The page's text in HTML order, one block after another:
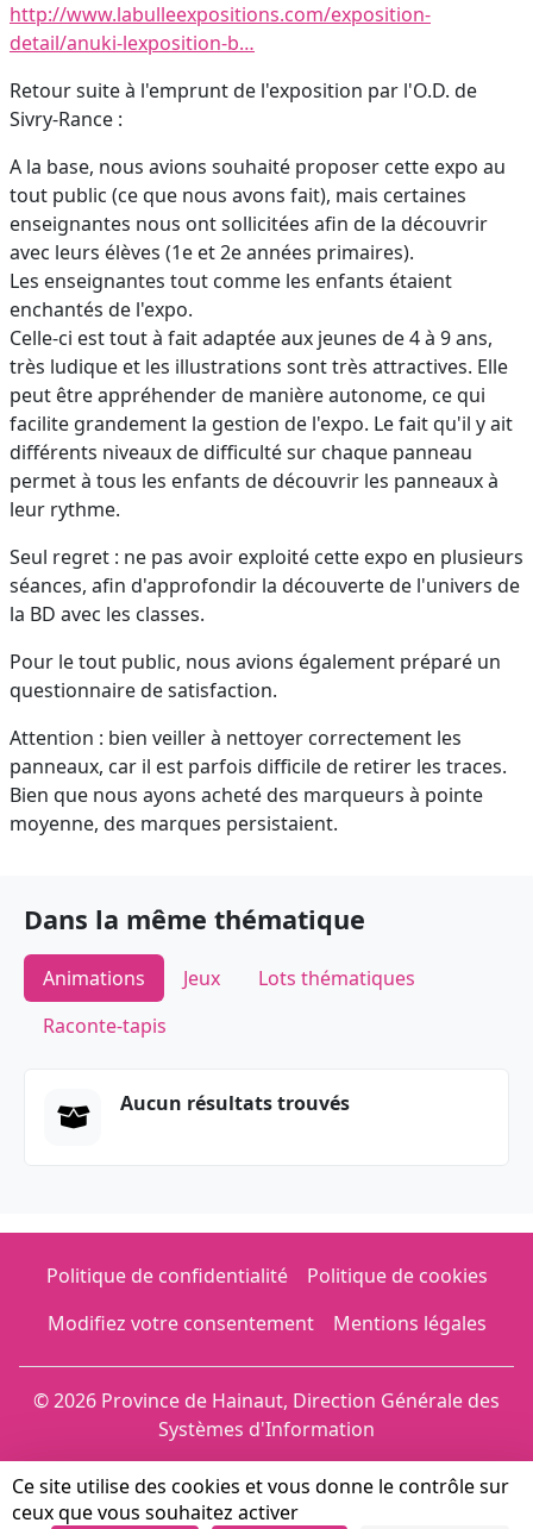
Ce site utilise des cookies et vous donne le contrôle sur
ceux que vous souhaitez activer
http://www.labulleexpositions.com/exposition-
detail/anuki-lexposition-b…
Retour suite à l'emprunt de l'exposition par l'O.D. de
Sivry-Rance :
A la base, nous avions souhaité proposer cette expo au
tout public (ce que nous avons fait), mais certaines
enseignantes nous ont sollicitées afin de la découvrir
avec leurs élèves (1e et 2e années primaires).
Les enseignantes tout comme les enfants étaient
enchantés de l'expo.
Celle-ci est tout à fait adaptée aux jeunes de 4 à 9 ans,
très ludique et les illustrations sont très attractives. Elle
peut être appréhender de manière autonome, ce qui
facilite grandement la gestion de l'expo. Le fait qu'il y ait
différents niveaux de difficulté sur chaque panneau
permet à tous les enfants de découvrir les panneaux à
leur rythme.
Seul regret : ne pas avoir exploité cette expo en plusieurs
séances, afin d'approfondir la découverte de l'univers de
la BD avec les classes.
Pour le tout public, nous avions également préparé un
questionnaire de satisfaction.
Attention : bien veiller à nettoyer correctement les
panneaux, car il est parfois difficile de retirer les traces.
Bien que nous ayons acheté des marqueurs à pointe
moyenne, des marques persistaient.
Dans la même thématique
Animations Jeux
Lots thématiques
Raconte-tapis
Aucun résultats trouvés
Politique de confidentialité
Politique de cookies
Modifiez votre consentement
Mentions légales
© 2026 Province de Hainaut, Direction Générale des
Systèmes d'Information